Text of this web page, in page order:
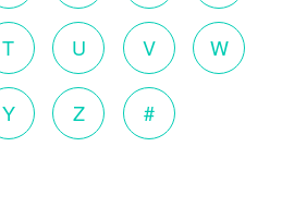
T U V W
Y Z #